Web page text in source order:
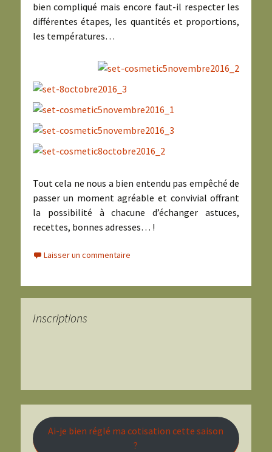
bien compliqué mais encore faut-il respecter les
différentes étapes, les quantités et proportions,
les températures…
Tout cela ne nous a bien entendu pas empêché de
passer un moment agréable et convivial offrant
la possibilité à chacune d’échanger astuces,
recettes, bonnes adresses… !
Laisser un commentaire
Inscriptions
Ai-je bien réglé ma cotisation cette saison
?